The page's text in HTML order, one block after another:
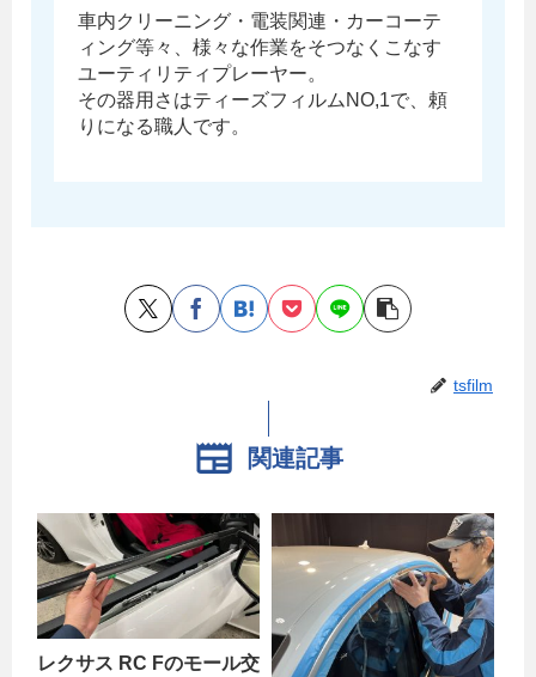
車内クリーニング・電装関連・カーコーテ
ィング等々、様々な作業をそつなくこなす
ユーティリティプレーヤー。
その器用さはティーズフィルムNO,1で、頼
りになる職人です。
tsfilm
関連記事
レクサス RC Fのモール交